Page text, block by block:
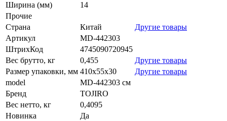
Ширина (мм)
14
Прочие
Страна
Китай
Другие товары
Артикул
MD-442303
ШтрихКод
4745090720945
Вес брутто, кг
0,455
Другие товары
Размер упаковки, мм 410х55х30
Другие товары
model
MD-442303 см
Бренд
TOJIRO
Вес нетто, кг
0,4095
Новинка
Да